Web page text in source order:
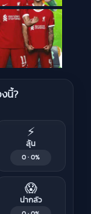
นี้?
⚡
ลุ้น
0 · 0%
😱
น่ากลัว